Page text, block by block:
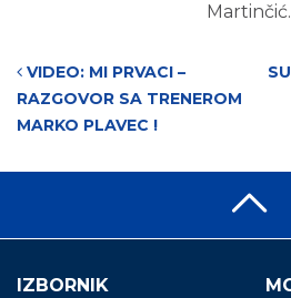
Martinčić.
Post
VIDEO: MI PRVACI –
RAZGOVOR SA TRENEROM
MARKO PLAVEC !
IZBORNIK